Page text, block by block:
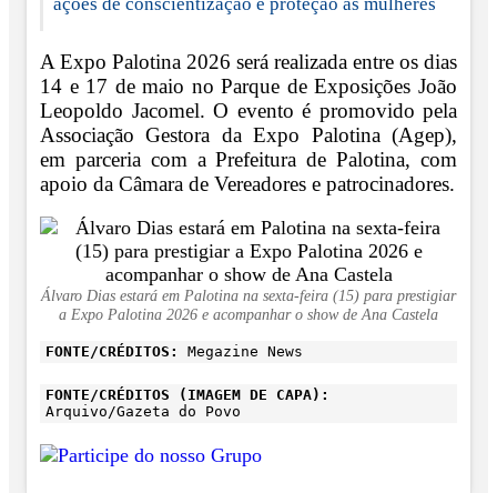
A Expo Palotina 2026 será realizada entre os dias
14 e 17 de maio no Parque de Exposições João
Leopoldo Jacomel. O evento é promovido pela
Associação Gestora da Expo Palotina (Agep),
em parceria com a Prefeitura de Palotina, com
apoio da Câmara de Vereadores e patrocinadores.
Álvaro Dias estará em Palotina na sexta-feira (15) para prestigiar
a Expo Palotina 2026 e acompanhar o show de Ana Castela
FONTE/CRÉDITOS: Megazine News
FONTE/CRÉDITOS (IMAGEM DE CAPA):
Arquivo/Gazeta do Povo